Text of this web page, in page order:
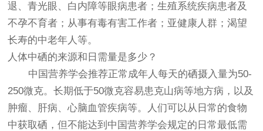
退、青光眼、白内障等眼病患者；生殖系统疾病患者及
不孕不育者；从事有毒有害工作者；亚健康人群；渴望
长寿的中老年人等。
人体中硒的来源和日需量是多少？
中国营养学会推荐正常成年人每天的硒摄入量为50-
250微克。长期低于50微克容易患克山病等地方病，以及
肿瘤、肝病、心脑血管疾病等。人们可以从日常的食物
中获取硒，但不能达到中国营养学会规定的日常最低需